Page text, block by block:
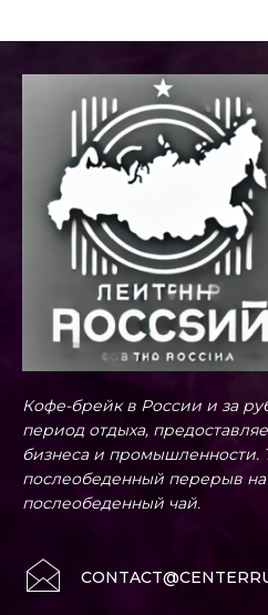
Кофе-брейк в России и за
период отдыха,
бизнеса и промышленности.
послеобеденный перерыв
послеобеденный чай.